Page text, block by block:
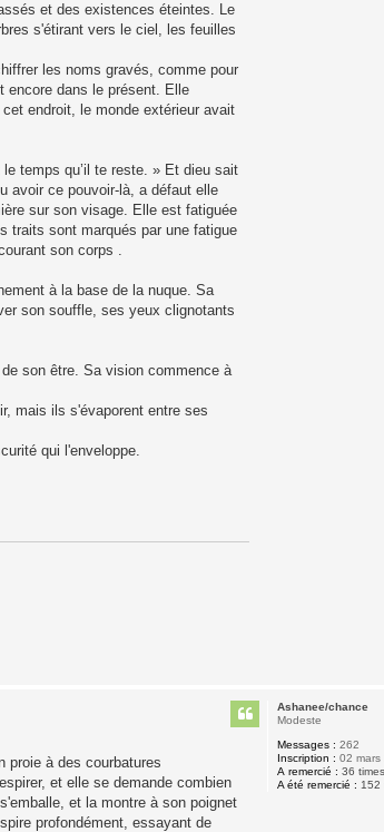
et des existences éteintes. Le
s'étirant vers le ciel, les feuilles
les noms gravés, comme pour
encore dans le présent. Elle
endroit, le monde extérieur avait
temps qu’il te reste. » Et dieu sait
avoir ce pouvoir-là, a défaut elle
sur son visage. Elle est fatiguée
traits sont marqués par une fatigue
son corps .
à la base de la nuque. Sa
son souffle, ses yeux clignotants
son être. Sa vision commence à
mais ils s'évaporent entre ses
qui l'enveloppe.
Ashanee/chance
Modeste
Messages : 262
Inscription : 02 mars
A remercié : 36 times
A été remercié : 152
proie à des courbatures
et elle se demande combien
et la montre à son poignet
profondément, essayant de